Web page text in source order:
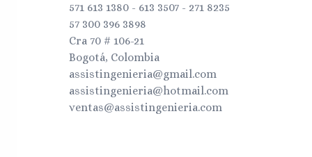
571 613 1380 - 613 3507 - 271 8235
57 300 396 3898
Cra 70 # 106-21
Bogotá, Colombia
assistingenieria@gmail.com
assistingenieria@hotmail.com
ventas@assistingenieria.com